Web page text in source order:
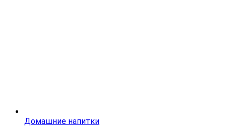
Домашние напитки